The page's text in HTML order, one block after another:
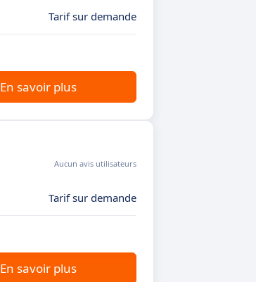
Tarif sur demande
En savoir plus
Aucun avis utilisateurs
Tarif sur demande
En savoir plus